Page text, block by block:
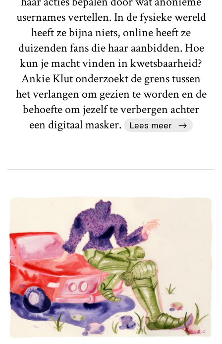
usernames vertellen. In de fysieke wereld
heeft ze bijna niets, online heeft ze
duizenden fans die haar aanbidden. Hoe
kun je macht vinden in kwetsbaarheid?
Ankie Klut onderzoekt de grens tussen
het verlangen om gezien te worden en de
behoefte om jezelf te verbergen achter
een digitaal masker.
Lees meer